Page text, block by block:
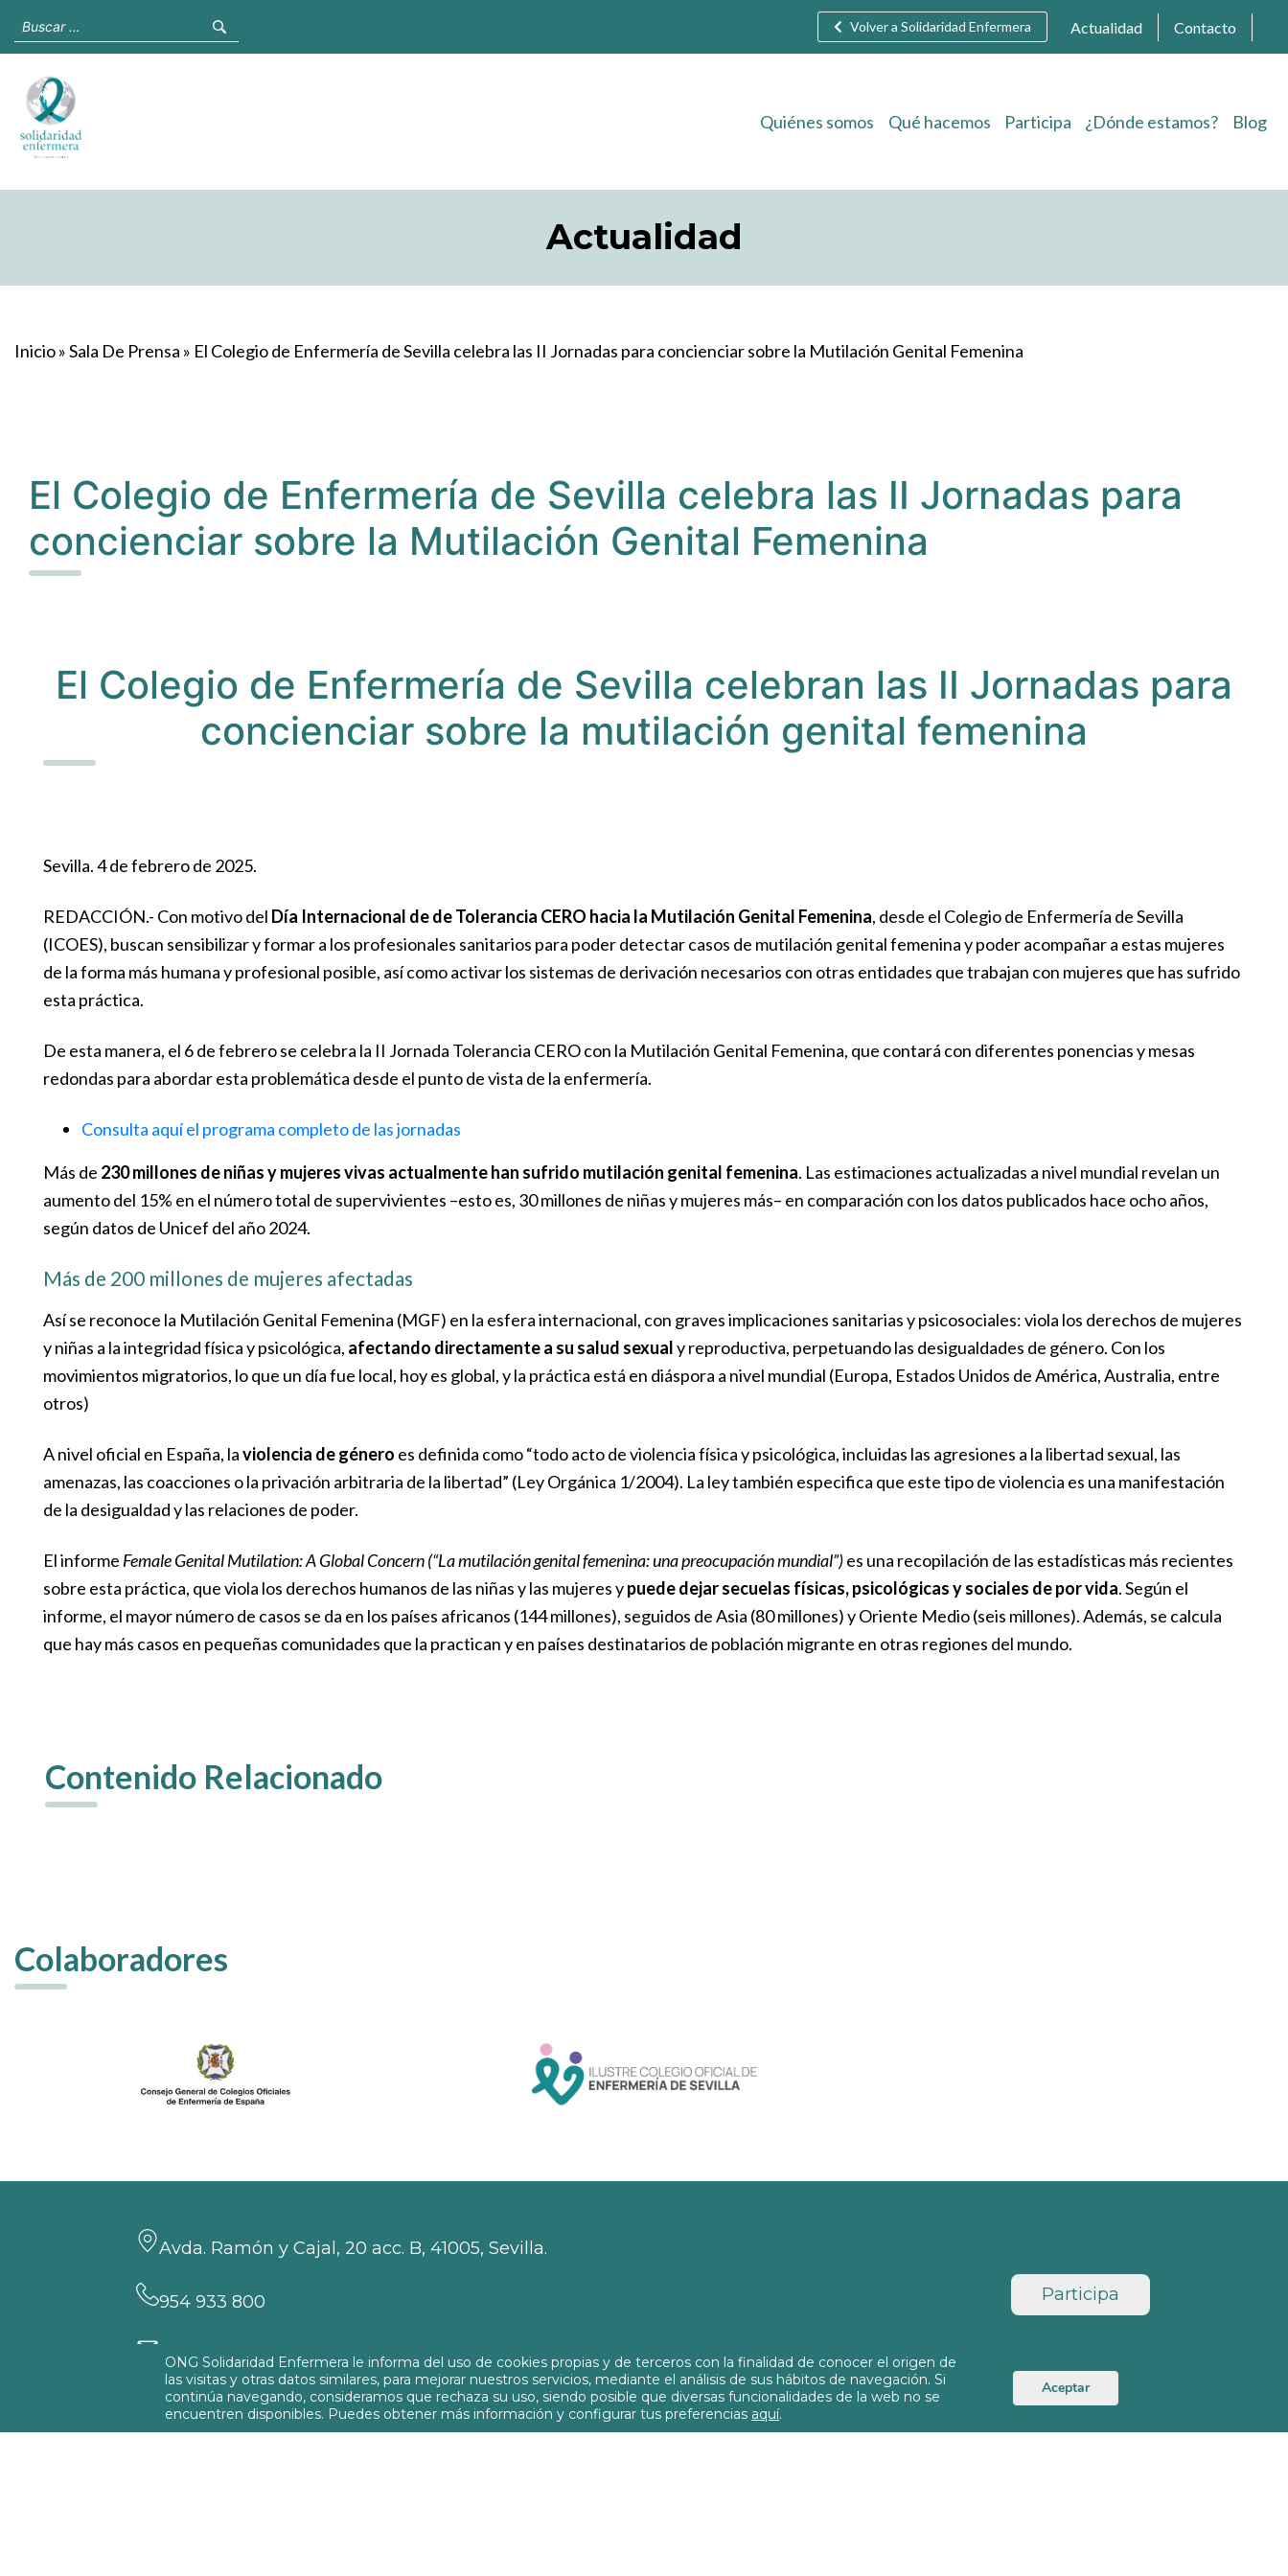
Volver a Solidaridad Enfermera Actualidad Contacto
Quiénes somos Qué hacemos Participa ¿Dónde estamos? Blog
Actualidad
Inicio»Sala De Prensa » El Colegio de Enfermería de Sevilla celebra las II Jornadas para concienciar sobre la Mutilación Genital Femenina
El Colegio de Enfermería de Sevilla celebra las II Jornadas para
concienciar sobre la Mutilación Genital Femenina
El Colegio de Enfermería de Sevilla celebran las II Jornadas para
concienciar sobre la mutilación genital femenina
Sevilla. 4 de febrero de 2025.
REDACCIÓN.- Con motivo del Día Internacional de de Tolerancia CERO hacia la Mutilación Genital Femenina, desde el Colegio de Enfermería de Sevilla
(ICOES), buscan sensibilizar y formar a los profesionales sanitarios para poder detectar casos de mutilación genital femenina y poder acompañar a estas mujeres
de la forma más humana y profesional posible, así como activar los sistemas de derivación necesarios con otras entidades que trabajan con mujeres que has sufrido
esta práctica.
De esta manera, el 6 de febrero se celebra la II Jornada Tolerancia CERO con la Mutilación Genital Femenina, que contará con diferentes ponencias y mesas
redondas para abordar esta problemática desde el punto de vista de la enfermería.
Consulta aquí el programa completo de las jornadas
Más de 230 millones de niñas y mujeres vivas actualmente han sufrido mutilación genital femenina. Las estimaciones actualizadas a nivel mundial revelan un
aumento del 15% en el número total de supervivientes –esto es, 30 millones de niñas y mujeres más– en comparación con los datos publicados hace ocho años,
según datos de Unicef del año 2024.
Más de 200 millones de mujeres afectadas
Así se reconoce la Mutilación Genital Femenina (MGF) en la esfera internacional, con graves implicaciones sanitarias y psicosociales: viola los derechos de mujeres
y niñas a la integridad física y psicológica, afectando directamente a su salud sexualy reproductiva, perpetuando las desigualdades de género. Con los
movimientos migratorios, lo que un día fue local, hoy es global, y la práctica está en diáspora a nivel mundial (Europa, Estados Unidos de América, Australia, entre
otros)
A nivel oficial en España, laviolencia de género es definida como “todo acto de violencia física y psicológica, incluidas las agresiones a la libertad sexual, las
amenazas, las coacciones o la privación arbitraria de la libertad” (Ley Orgánica 1/2004). La ley también especifica que este tipo de violencia es una manifestación
de la desigualdad y las relaciones de poder.
El informe Female Genital Mutilation: A Global Concern (“La mutilación genital femenina: una preocupación mundial”)es una recopilación de las estadísticas más recientes
sobre esta práctica, que viola los derechos humanos de las niñas y las mujeres ypuede dejar secuelas físicas, psicológicas y sociales de por vida. Según el
informe, el mayor número de casos se da en los países africanos (144 millones), seguidos de Asia (80 millones) y Oriente Medio (seis millones). Además, se calcula
que hay más casos en pequeñas comunidades que la practican y en países destinatarios de población migrante en otras regiones del mundo.
Contenido Relacionado
Colaboradores
Avda. Ramón y Cajal, 20 acc. B, 41005, Sevilla.
954 933 800
sevilla@solidaridadenfermera.org
Participa
© 2026 Delegación de Sevilla Política de privacidad
ONG Solidaridad Enfermera le informa del uso de cookies propias y de terceros con la finalidad de conocer el origen de
las visitas y otras datos similares, para mejorar nuestros servicios, mediante el análisis de sus hábitos de navegación. Si
continúa navegando, consideramos que rechaza su uso, siendo posible que diversas funcionalidades de la web no se
encuentren disponibles. Puedes obtener más información y configurar tus preferencias aquí.
Aceptar